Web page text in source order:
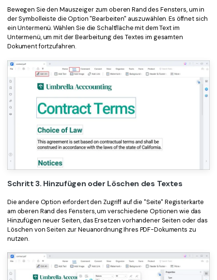
Bewegen Sie den Mauszeiger zum oberen Rand des Fensters, um in
der Symbolleiste die Option "Bearbeiten" auszuwählen. Es öffnet sich
ein Untermenü. Wählen Sie die Schaltfläche mit dem Text im
Untermenü, um mit der Bearbeitung des Textes im gesamten
Dokument fortzufahren.
Schritt 3. Hinzufügen oder Löschen des Textes
Die andere Option erfordert den Zugriff auf die "Seite" Registerkarte
am oberen Rand des Fensters, um verschiedene Optionen wie das
Hinzufügen neuer Seiten, das Ersetzen vorhandener Seiten oder das
Löschen von Seiten zur Neuanordnung Ihres PDF-Dokuments zu
nutzen.